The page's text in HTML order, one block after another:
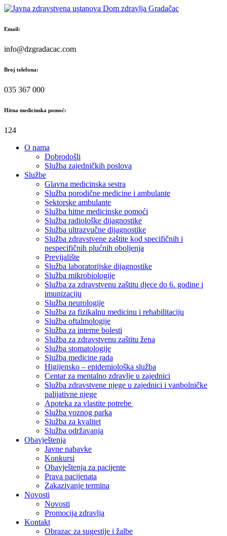
Skip
content
Email:
info@dzgradacac.com
Broj telefona:
035 367 000
Hitna medicinska pomoć:
124
O nama
Dobrodošli
Služba zajedničkih poslova
Službe
Glavna medicinska sestra
Služba porodične medicine i ambulante
Sektorske ambulante
Služba hitne medicinske pomoći
Služba radiološke dijagnostike
Služba ultrazvučne dijagnostike
Služba zdravstvene zaštite kod specifičnih i
nespecifičnih plućnih oboljenja
Previjalište
Služba laboratorijske dijagnostike
Služba mikrobiologije
Služba za zdravstvenu zaštitu djece do 6. godine i
imunizaciju
Služba neurologije
Služba za fizikalnu medicinu i rehabilitaciju
Služba oftalmologije
Služba za interne bolesti
Služba za zdravstvenu zaštitu žena
Služba stomatologije
Služba medicine rada
Higijensko – epidemiološka služba
Centar za mentalno zdravlje u zajednici
Služba zdravstvene njege u zajednici i vanbolničke
palijativne njege
Apoteka za vlastite potrebe
Služba voznog parka
Služba za kvalitet
Služba održavanja
Obavještenja
Javne nabavke
Konkursi
Obavještenja za pacijente
Prava pacijenata
Zakazivanje termina
Novosti
Novosti
Promocija zdravlja
Kontakt
Obrazac za sugestije i žalbe